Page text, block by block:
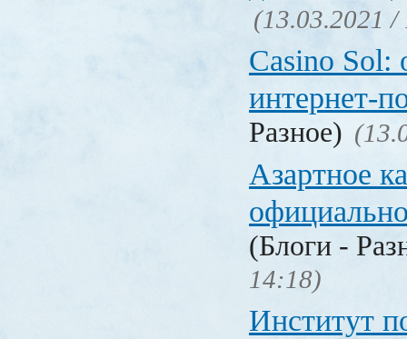
(13.03.2021 /
Casino Sol:
интернет-
Разное)
Азартное
(Блоги -
14:18)
Институт